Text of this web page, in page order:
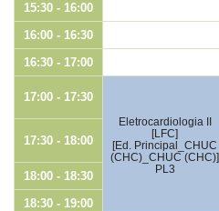
15:30 - 16:00
16:00 - 16:30
16:30 - 17:00
17:00 - 17:30
Eletrocardiologia II
[LFC]
[Ed. Principal_CHUC
(CHC)_CHUC (CHC)]
PL3
17:30 - 18:00
18:00 - 18:30
18:30 - 19:00